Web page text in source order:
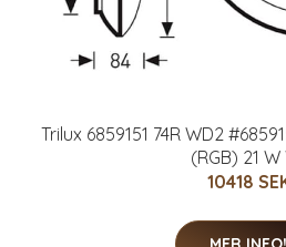
Trilux 6859151 74R WD2
(RGB) 21 W
10418